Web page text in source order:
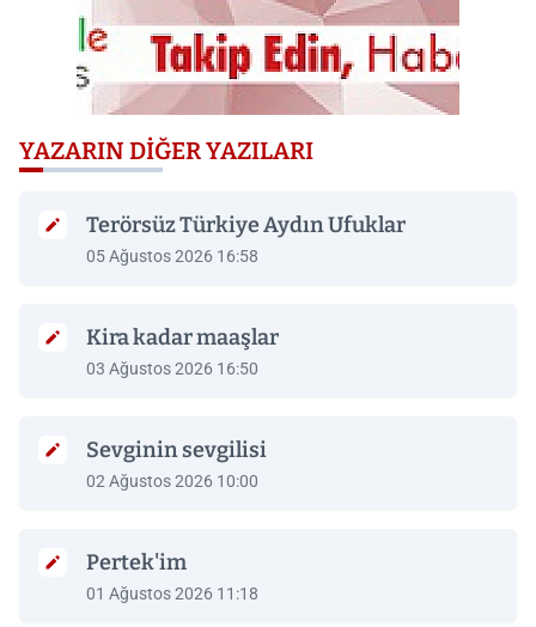
YAZARIN DIĞER YAZILARI
Terörsüz Türkiye Aydın Ufuklar
05 Ağustos 2026 16:58
Kira kadar maaşlar
03 Ağustos 2026 16:50
Sevginin sevgilisi
02 Ağustos 2026 10:00
Pertek'im
01 Ağustos 2026 11:18